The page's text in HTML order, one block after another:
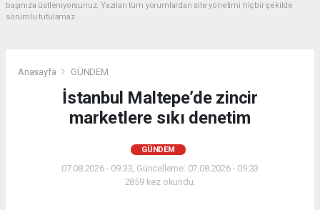
başınıza üstleniyorsunuz. Yazılan tüm yorumlardan site yönetimi hiçbir şekilde
sorumlu tutulamaz.
Anasayfa GÜNDEM
İstanbul Maltepe’de zincir
marketlere sıkı denetim
GÜNDEM
07.08.2026 - 09:33, Güncelleme: 07.08.2026 - 09:33
2859 kez okundu.